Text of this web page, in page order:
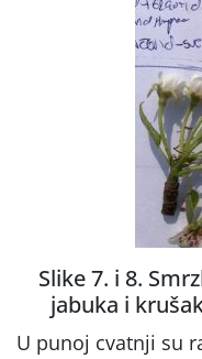
Slike 7. i 8.
jabuka i
U punoj cvatnji su